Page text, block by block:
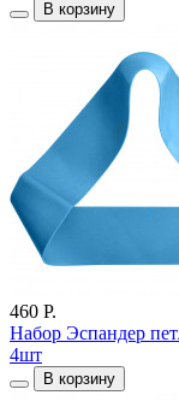
В корзину
460 Р.
Набор Эспандер
4шт
В корзину